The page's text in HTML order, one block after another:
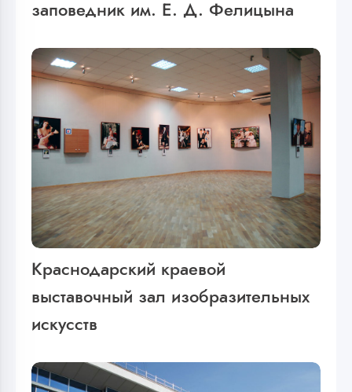
заповедник им. Е. Д. Фелицына
Краснодарский краевой
выставочный зал изобразительных
искусств